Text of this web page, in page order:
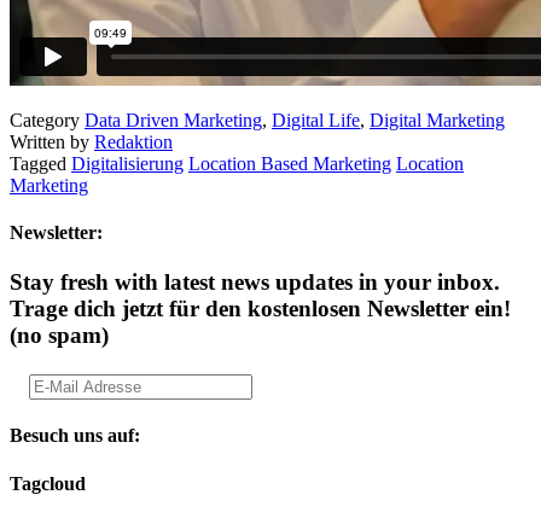
Category Data Driven Marketing, Digital Life, Digital Marketing
Written by Redaktion
Tagged Digitalisierung Location Based Marketing Location
Marketing
Newsletter:
Stay fresh with latest news updates in your inbox.
Trage dich jetzt für den kostenlosen Newsletter ein!
(no spam)
Besuch uns auf:
Tagcloud